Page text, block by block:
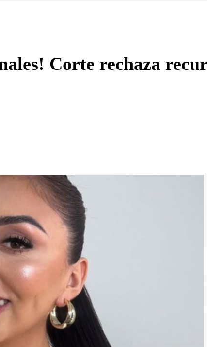
Corte rechaza